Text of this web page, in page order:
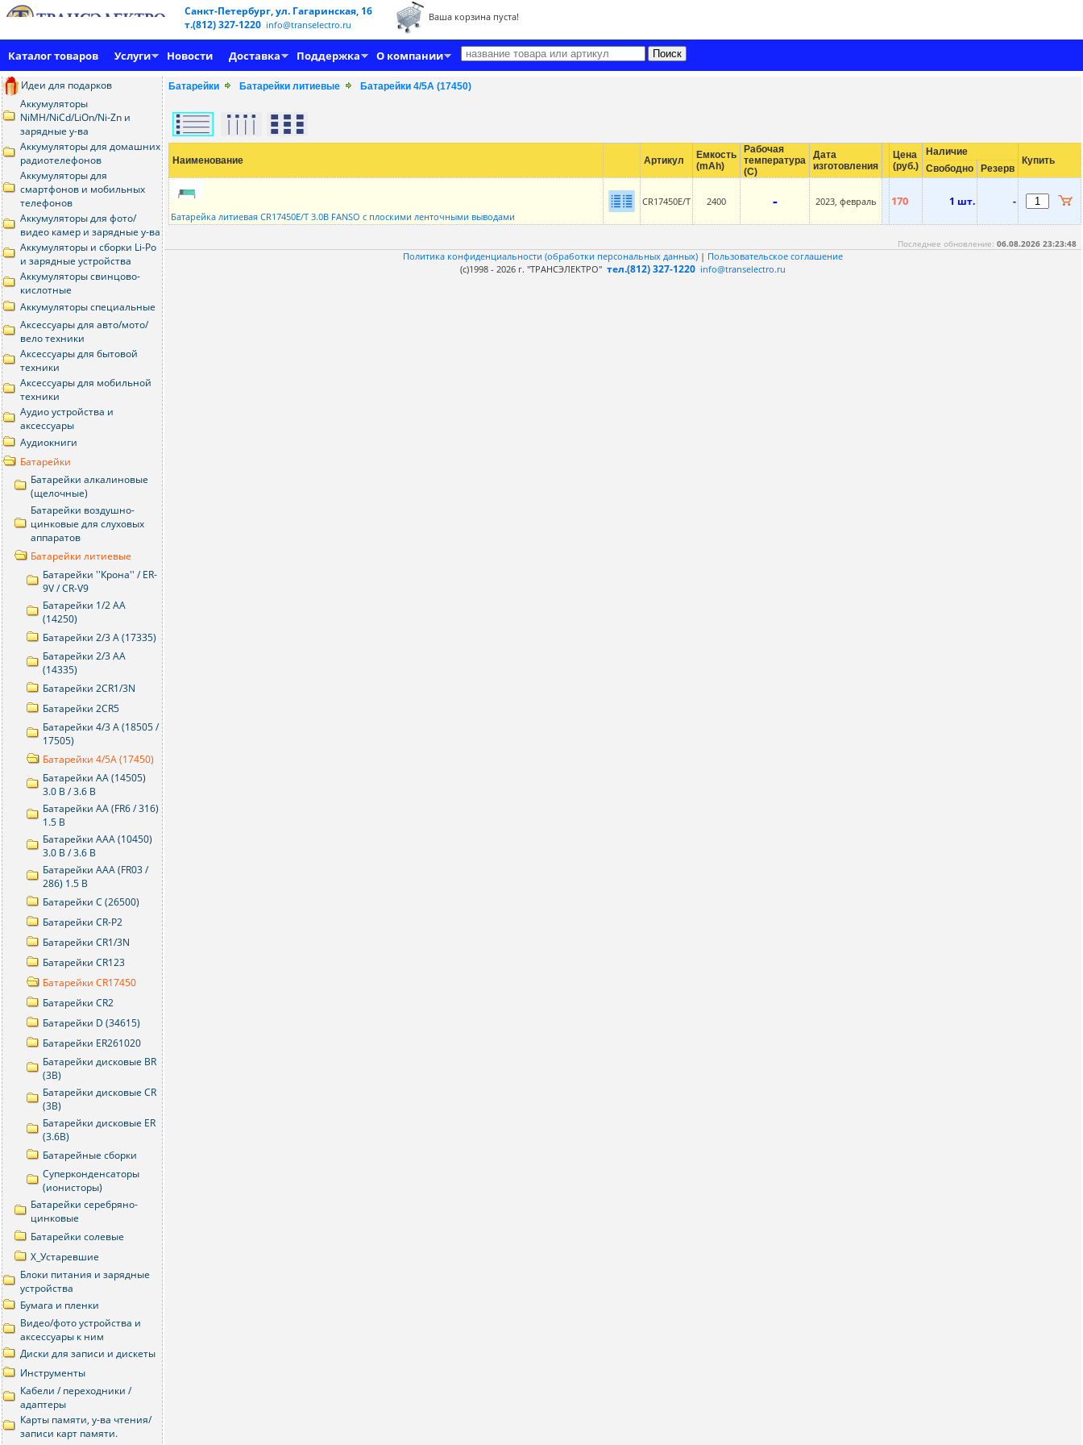
Санкт-Петербург, ул. Гагаринская, 16
т.(812) 327-1220 info@transelectro.ru
Ваша корзина пуста!
Каталог товаров Услуги Новости Доставка Поддержка О компании
Идеи для подарков
Аккумуляторы
NiMH/NiCd/LiOn/Ni-Zn и
зарядные у-ва
Аккумуляторы для домашних
радиотелефонов
Аккумуляторы для
смартфонов и мобильных
телефонов
Аккумуляторы для фото/
видео камер и зарядные у-ва
Аккумуляторы и сборки Li-Po
и зарядные устройства
Аккумуляторы свинцово-
кислотные
Аккумуляторы специальные
Аксессуары для авто/мото/
вело техники
Аксессуары для бытовой
техники
Аксессуары для мобильной
техники
Аудио устройства и
аксессуары
Аудиокниги
Батарейки
Батарейки алкалиновые
(щелочные)
Батарейки воздушно-
цинковые для слуховых
аппаратов
Батарейки литиевые
Батарейки ''Крона'' / ER-
9V / CR-V9
Батарейки 1/2 AA
(14250)
Батарейки 2/3 A (17335)
Батарейки 2/3 AA
(14335)
Батарейки 2CR1/3N
Батарейки 2CR5
Батарейки 4/3 A (18505 /
17505)
Батарейки 4/5A (17450)
Батарейки AA (14505)
3.0 В / 3.6 В
Батарейки AA (FR6 / 316)
1.5 В
Батарейки AAA (10450)
3.0 В / 3.6 В
Батарейки AAA (FR03 /
286) 1.5 В
Батарейки C (26500)
Батарейки CR-P2
Батарейки CR1/3N
Батарейки CR123
Батарейки CR17450
Батарейки CR2
Батарейки D (34615)
Батарейки ER261020
Батарейки дисковые BR
(3В)
Батарейки дисковые CR
(3В)
Батарейки дисковые ER
(3.6В)
Батарейные сборки
Суперконденсаторы
(ионисторы)
Батарейки серебряно-
цинковые
Батарейки солевые
Х_Устаревшие
Блоки питания и зарядные
устройства
Бумага и пленки
Видео/фото устройства и
аксессуары к ним
Диски для записи и дискеты
Инструменты
Кабели / переходники /
адаптеры
Карты памяти, у-ва чтения/
записи карт памяти.
Батарейки Батарейки литиевые Батарейки 4/5A (17450)
Наименование Артикул
Емкость
(mAh)
Рабочая
температура
(С)
Дата
изготовления
Цена
(руб.)
Наличие
Купить
Свободно Резерв
Батарейка литиевая CR17450E/T 3.0В FANSO с плоскими ленточными выводами
CR17450E/T 2400 - 2023, февраль 170 1 шт. -
Последнее обновление: 06.08.2026 23:23:48
Политика конфиденциальности (обработки персональных данных) | Пользовательское соглашение
(c)1998 - 2026 г. "ТРАНСЭЛЕКТРО" тел.(812) 327-1220 info@transelectro.ru